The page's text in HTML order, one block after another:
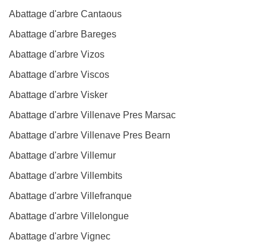
Abattage d'arbre Cantaous
Abattage d'arbre Bareges
Abattage d'arbre Vizos
Abattage d'arbre Viscos
Abattage d'arbre Visker
Abattage d'arbre Villenave Pres Marsac
Abattage d'arbre Villenave Pres Bearn
Abattage d'arbre Villemur
Abattage d'arbre Villembits
Abattage d'arbre Villefranque
Abattage d'arbre Villelongue
Abattage d'arbre Vignec